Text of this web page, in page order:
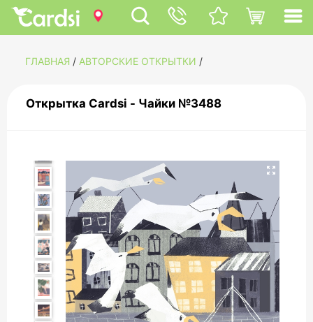
ГЛАВНАЯ / АВТОРСКИЕ ОТКРЫТКИ /
Открытка Cardsi - Чайки №3488